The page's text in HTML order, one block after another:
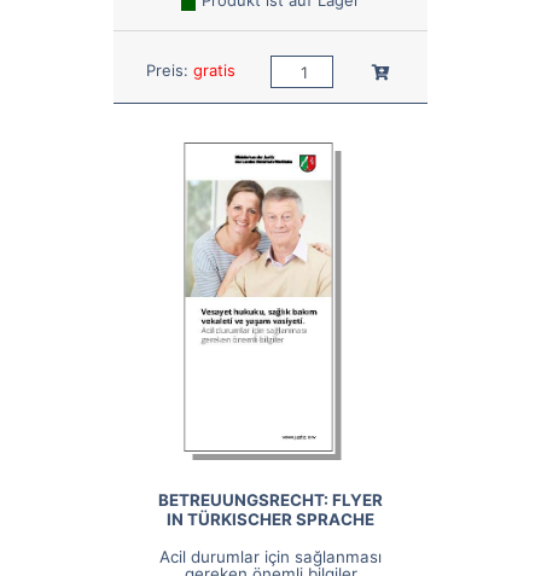
Preis: gratis Anzahl: In den Warenkorb
BETREUUNGSRECHT: FLYER
IN TÜRKISCHER SPRACHE
Acil durumlar için sağlanması